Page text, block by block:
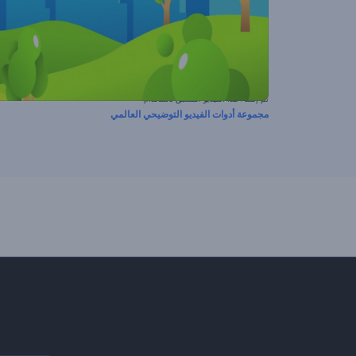
تم إنشاء هذا الفيديو المسبق باستخدام
مجموعة أدوات الفيديو التوضيحي العالمي